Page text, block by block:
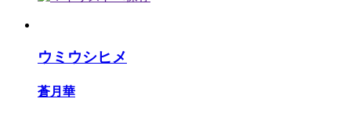
ウミウシヒメ
蒼月華